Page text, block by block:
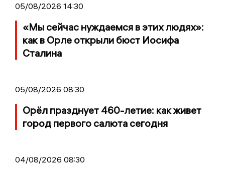
05/08/2026 14:30
«Мы сейчас нуждаемся в этих людях»:
как в Орле открыли бюст Иосифа
Сталина
05/08/2026 08:30
Орёл празднует 460-летие: как живет
город первого салюта сегодня
04/08/2026 08:30